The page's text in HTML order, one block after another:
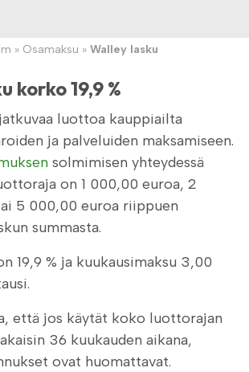
» Osamaksu » Walley lasku
korko 19,9 %
luottoa kauppiailta
ja palveluiden maksamiseen.
solmimisen yhteydessä
on 1 000,00 euroa, 2
5 000,00 euroa riippuen
summasta.
19,9 % ja kuukausimaksu 3,00
että jos käytät koko luottorajan
36 kuukauden aikana,
ovat huomattavat.